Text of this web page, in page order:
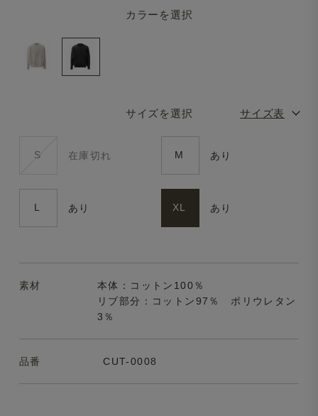
カラーを選択
サイズを選択 サイズ表
S 在庫切れ M あり
L あり XL あり
素材
本体：コットン100％
リブ部分：コットン97％ ポリウレタン
3％
品番 CUT-0008